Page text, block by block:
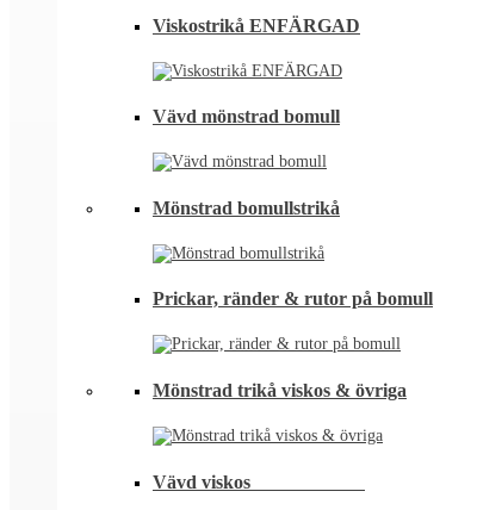
Viskostrikå ENFÄRGAD
Vävd mönstrad bomull
Mönstrad bomullstrikå
Prickar, ränder & rutor på bomull
Mönstrad trikå viskos & övriga
Vävd viskos⠀⠀⠀⠀⠀⠀⠀⠀